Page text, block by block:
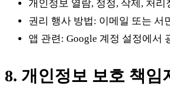
개인정보 열람, 정정, 삭제, 처리
권리 행사 방법: 이메일 또는 서
앱 관련: Google 계정 설정에서
8. 개인정보 보호 책임